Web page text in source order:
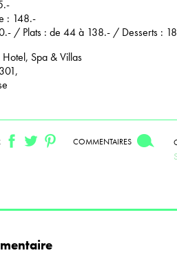
: 148.-
/ Plats : de 44 à 138.- / Desserts :
Spa & Villas
COMMENTAIRES